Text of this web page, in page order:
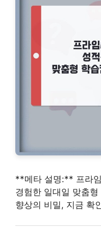
**메타 설명:** 프라
경험한 일대일 맞춤
향상의 비밀, 지금 확